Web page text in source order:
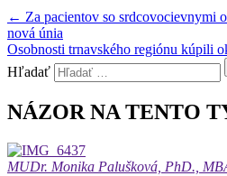
← Za pacientov so srdcovocievnymi
nová únia
Osobnosti trnavského regiónu kúpili
Hľadať
NÁZOR NA TENTO
MUDr. Monika Palušková, PhD.,